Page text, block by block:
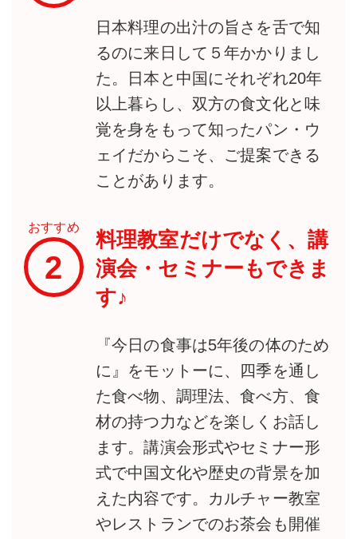
日本料理の出汁の旨さを舌で知
るのに来日して５年かかりまし
た。日本と中国にそれぞれ20年
以上暮らし、双方の食文化と味
覚を身をもって知ったパン・ウ
ェイだからこそ、ご提案できる
ことがあります。
おすすめ
2
料理教室だけでなく、講
演会・セミナーもできま
す♪
『今日の食事は5年後の体のため
に』をモットーに、四季を通し
た食べ物、調理法、食べ方、食
材の持つ力などを楽しくお話し
ます。講演会形式やセミナー形
式で中国文化や歴史の背景を加
えた内容です。カルチャー教室
やレストランでのお茶会も開催